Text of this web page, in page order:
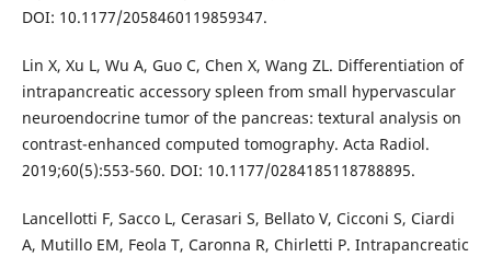
DOI: 10.1177/2058460119859347.
Lin X, Xu L, Wu A, Guo C, Chen X, Wang ZL. Differentiation of
intrapancreatic accessory spleen from small hypervascular
neuroendocrine tumor of the pancreas: textural analysis on
contrast-enhanced computed tomography. Acta Radiol.
2019;60(5):553-560. DOI: 10.1177/0284185118788895.
Lancellotti F, Sacco L, Cerasari S, Bellato V, Cicconi S, Ciardi
A, Mutillo EM, Feola T, Caronna R, Chirletti P. Intrapancreatic